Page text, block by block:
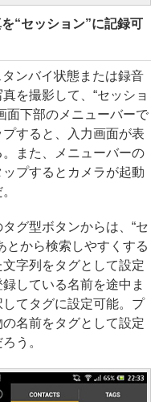
“セッション”に記録可
ンバイ状態または録音
を撮影して、“セッショ
面下部のメニューバーで
すると、入力画面が表
また、メニューバーの
プするとカメラが起動
グ型ボタンからは、“セ
とから検索しやすくする
字列をタグとして設定
している名前を途中ま
てタグに設定可能。プ
名前をタグとして設定
う。